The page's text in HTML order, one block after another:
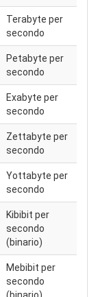
Terabyte per
secondo
Petabyte per
secondo
Exabyte per
secondo
Zettabyte per
secondo
Yottabyte per
secondo
Kibibit per
secondo
(binario)
Mebibit per
secondo